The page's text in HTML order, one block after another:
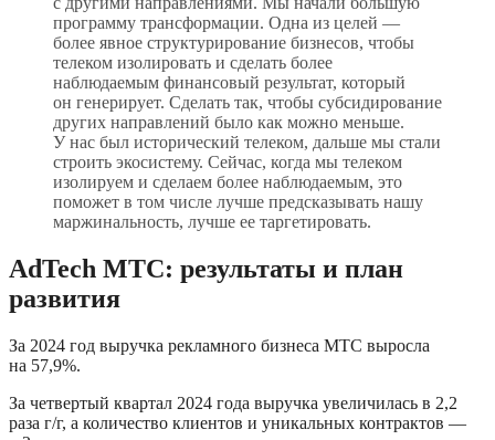
программу трансформации. Одна из целей —
более явное структурирование бизнесов, чтобы
телеком изолировать и сделать более
наблюдаемым финансовый результат, который
он генерирует. Сделать так, чтобы субсидирование
других направлений было как можно меньше.
У нас был исторический телеком, дальше мы стали
строить экосистему. Сейчас, когда мы телеком
изолируем и сделаем более наблюдаемым, это
поможет в том числе лучше предсказывать нашу
маржинальность, лучше ее таргетировать.
AdTech МТС: результаты и план
развития
За 2024 год выручка рекламного бизнеса МТС выросла
на 57,9%.
За четвертый квартал 2024 года выручка увеличилась в 2,2
раза г/г, а количество клиентов и уникальных контрактов —